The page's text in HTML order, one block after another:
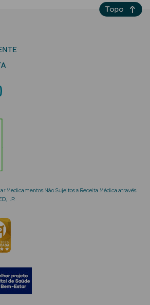
Medicamentos Não Sujeitos a Receita Médica através
I.P.
Topo